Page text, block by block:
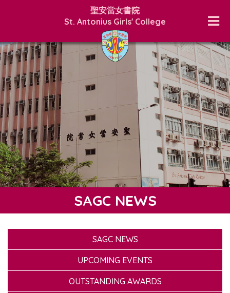
聖安當女書院
St. Antonius Girls' College
SAGC NEWS
SAGC NEWS
UPCOMING EVENTS
OUTSTANDING AWARDS